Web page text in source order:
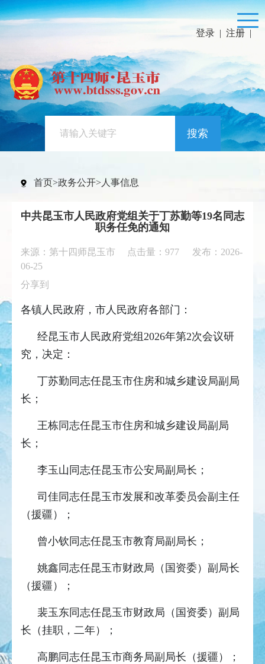
登录 | 注册 |
搜索
首页>政务公开> 人事信息
中共昆玉市人民政府党组关于丁苏勤等19名同志
职务任免的通知
来源：第十四师昆玉市 点击量： 977
发布：2026-
06-25
分享到
各镇人民政府，市人民政府各部门：
经昆玉市人民政府党组2026年第2次会议研
究，决定：
丁苏勤同志任昆玉市住房和城乡建设局副局
长；
王栋同志任昆玉市住房和城乡建设局副局
长；
李玉山同志任昆玉市公安局副局长；
司佳同志任昆玉市发展和改革委员会副主任
（援疆）；
曾小钦同志任昆玉市教育局副局长；
姚鑫同志任昆玉市财政局（国资委）副局长
（援疆）；
裴玉东同志任昆玉市财政局（国资委）副局
长（挂职，二年）；
高鹏同志任昆玉市商务局副局长（援疆）；